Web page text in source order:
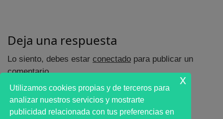
Deja una respuesta
Lo siento, debes estar conectado para publicar un
comentario.
Utilizamos cookies propias y de terceros para
analizar nuestros servicios y mostrarte
publicidad relacionada con tus preferencias en
x